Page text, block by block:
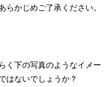
らかじめご了承ください。
く下の写真のようなイメー
はないでしょうか？